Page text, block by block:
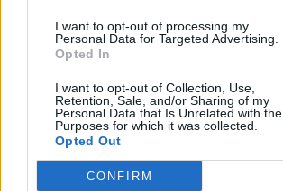
I want to opt-out of processing my
Personal Data for Targeted Advertising.
Opted In
I want to opt-out of Collection, Use,
Retention, Sale, and/or Sharing of my
Personal Data that Is Unrelated with the
Purposes for which it was collected.
Opted Out
CONFIRM